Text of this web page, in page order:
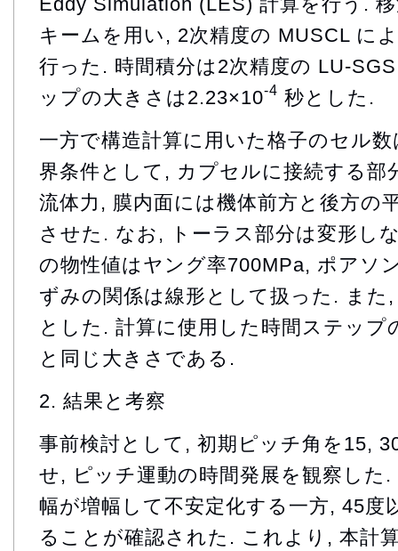
キームを用い, 2次精度の MUSCL に
行った. 時間積分は2次精度の LU-
ップの大きさは2.23×10-4 秒とした.
一方で構造計算に用いた格子のセル
界条件として, カプセルに接続する部
流体力, 膜内面には機体前方と後方の
させた. なお, トーラス部分は変形し
の物性値はヤング率700MPa, ポアソ
ずみの関係は線形として扱った. また
とした. 計算に使用した時間ステップ
と同じ大きさである.
2. 結果と考察
事前検討として, 初期ピッチ角を15,
せ, ピッチ運動の時間発展を観察した
幅が増幅して不安定化する一方, 45度
ることが確認された. これより, 本計